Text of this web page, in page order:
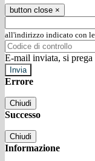
button close ×
all'indirizzo indicato con
E-mail inviata, si
Errore
Chiudi
Successo
Chiudi
Informazione